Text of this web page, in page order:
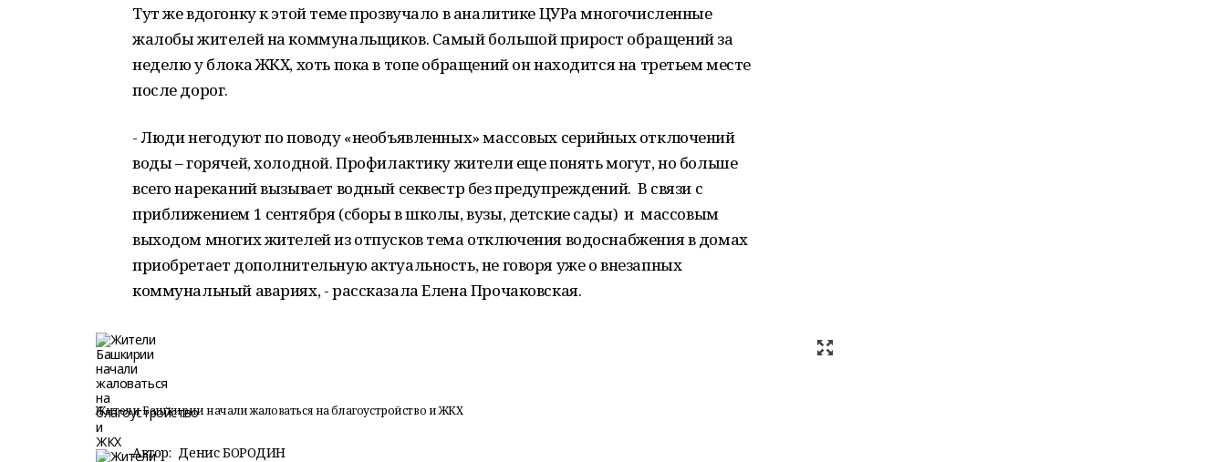
Тут же вдогонку к этой теме прозвучало в аналитике ЦУРа многочисленные
жалобы жителей на коммунальщиков. Самый большой прирост обращений за
неделю у блока ЖКХ, хоть пока в топе обращений он находится на третьем месте
после дорог.
- Люди негодуют по поводу «необъявленных» массовых серийных отключений
воды – горячей, холодной. Профилактику жители еще понять могут, но больше
всего нареканий вызывает водный секвестр без предупреждений. В связи с
приближением 1 сентября (сборы в школы, вузы, детские сады) и массовым
выходом многих жителей из отпусков тема отключения водоснабжения в домах
приобретает дополнительную актуальность, не говоря уже о внезапных
коммунальный авариях, - рассказала Елена Прочаковская.
Жители Башкирии начали жаловаться на благоустройство и ЖКХ
Автор: Денис БОРОДИН